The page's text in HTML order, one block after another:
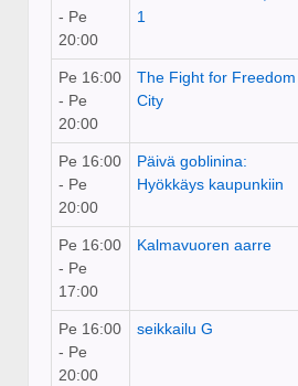
- Pe
20:00
1
Pe 16:00
- Pe
20:00
The Fight for Freedom
City
Pe 16:00
- Pe
20:00
Päivä goblinina:
Hyökkäys kaupunkiin
Pe 16:00
- Pe
17:00
Kalmavuoren aarre
Pe 16:00
- Pe
20:00
seikkailu G